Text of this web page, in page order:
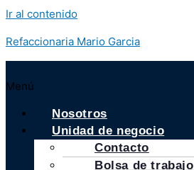
Ir al contenido
Refaccionaria Mario Garcia
Menú
Nosotros
Unidad de negocio
Contacto
Bolsa de trabajo